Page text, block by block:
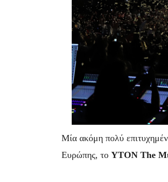
Μία ακόμη πολύ
Ευρώπης, το YTON The